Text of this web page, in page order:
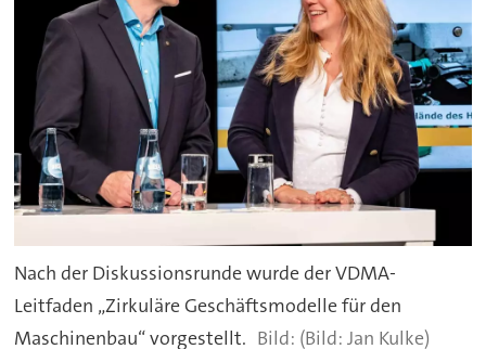
Nach der Diskussionsrunde wurde der VDMA-
Leitfaden „Zirkuläre Geschäftsmodelle für den
Maschinenbau“ vorgestellt.
(Bild: Jan Kulke)